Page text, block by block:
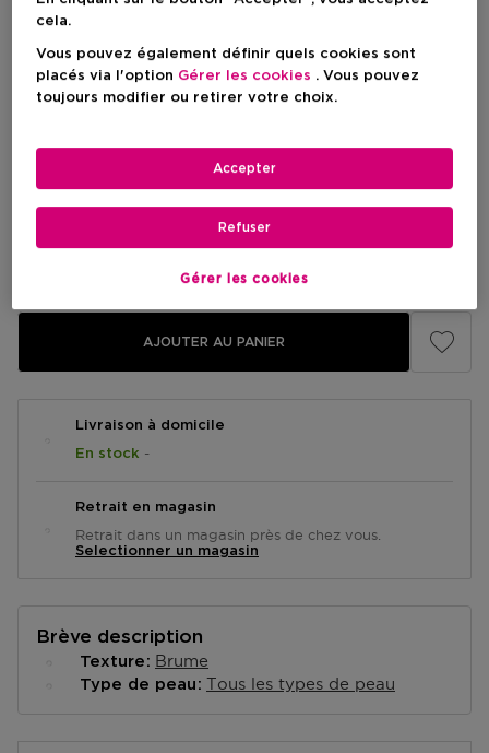
Choisissez votre format
150 ML
150 ML
Prix du produit
AJOUTER AU PANIER
Livraison à domicile
En stock -
Retrait en magasin
Retrait dans un magasin près de chez vous.
Selectionner un magasin
Brève description
Texture Brume
Type de peau Tous les types de peau
cela.
Vous pouvez également définir quels cookies sont
placés via l'option Gérer les cookies . Vous pouvez
toujours modifier ou retirer votre choix.
Gérer les cookies
Refuser
Accepter